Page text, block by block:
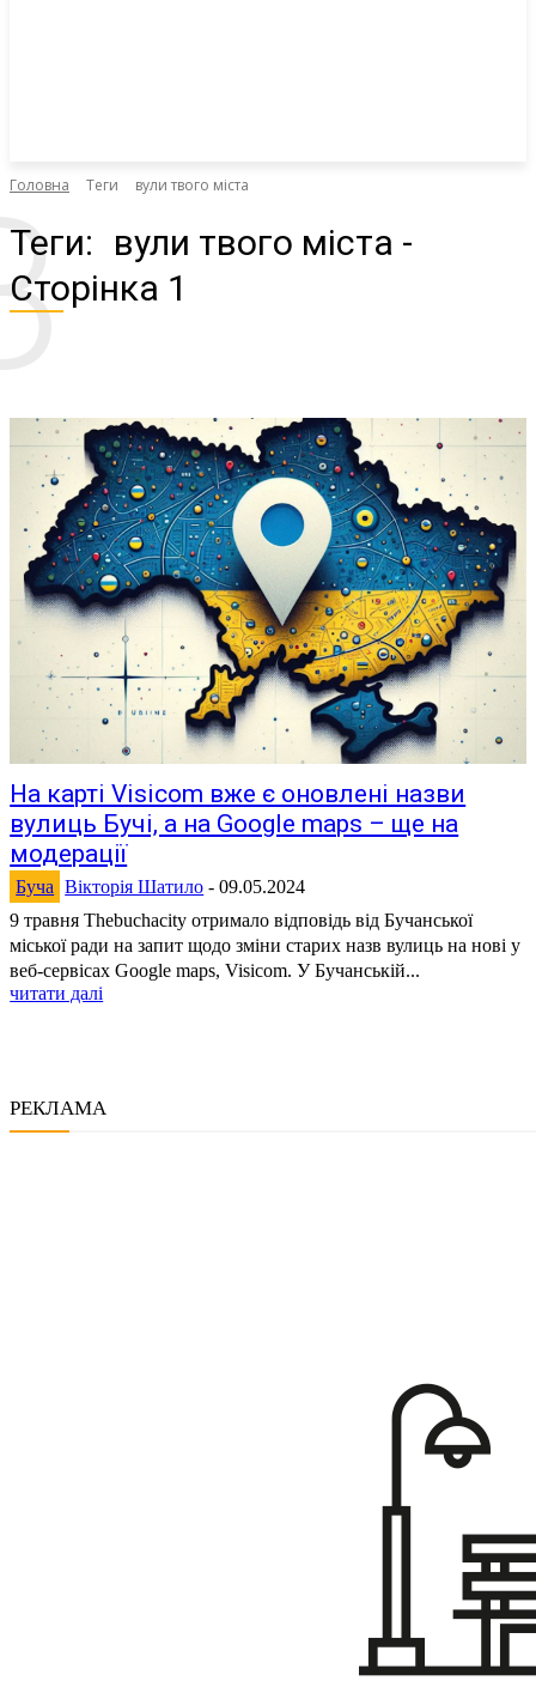
Головна Теги вули твого міста
Теги: вули твого міста -
Сторінка 1
На карті Visicom вже є оновлені назви
вулиць Бучі, а на Google maps – ще на
модерації
Буча Вікторія Шатило - 09.05.2024
9 травня Thebuchacity отримало відповідь від Бучанської
міської ради на запит щодо зміни старих назв вулиць на нові у
веб-сервісах Google maps, Visicom. У Бучанській...
читати далі
РЕКЛАМА